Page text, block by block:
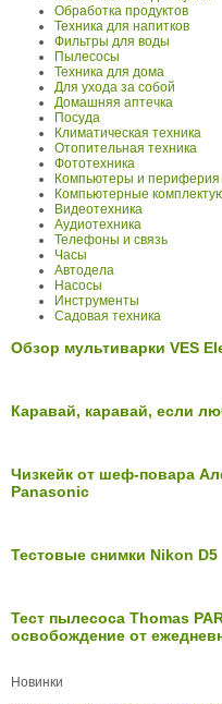
Обработка продуктов
Техника для напитков
Фильтры для воды
Пылесосы
Техника для дома
Для ухода за собой
Домашняя аптечка
Посуда
Климатическая техника
Отопительная техника
Фототехника
Компьютеры и периферия
Компьютерные
Видеотехника
Аудиотехника
Телефоны и связь
Часы
Автодела
Насосы
Инструменты
Садовая техника
Обзор мультиварки VES
Каравай, каравай, если
Чизкейк от шеф-повара
Panasonic
Тестовые снимки Nikon D5
Тест пылесоса Thomas
освобождение от
Новинки